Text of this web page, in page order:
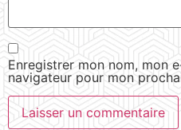
Enregistrer mon nom, mon
navigateur pour mon